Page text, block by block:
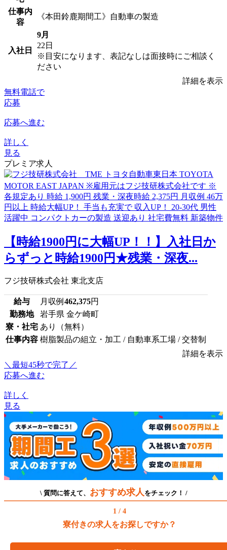
仕事内
容
《本田鈴鹿期間工》自動車の製造
入社日
9月
22日
※目安になります、表記なしは面接時にご相談く
ださい
詳細を表示
無料電話で
応募
応募へ進む
詳しく
見る
プレミア求人
【時給1900円に大幅UP！！】入社日か
らずっと時給1900円★残業・深夜...
フジ技研株式会社 東北支店
給与 月収例 462,375円
勤務地
岩手県 金ケ崎町
寮・社宅 あり（無料）
仕事内容 樹脂製品の組立・加工 / 自動車系工場 / 交替制
詳細を表示
＼最短45秒で完了／
応募へ進む
詳しく
見る
\ 質問に答えて、 おすすめ求人をチェック！ /
1 / 4
寮付きの求人をお探しですか？